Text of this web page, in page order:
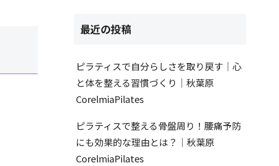
最近の投稿
ピラティスで自分らしさを取り戻す｜心
と体を整える習慣づくり｜秋葉原
CorelmiaPilates
ピラティスで整える骨盤周り！腰痛予防
にも効果的な理由とは？｜秋葉原
CorelmiaPilates